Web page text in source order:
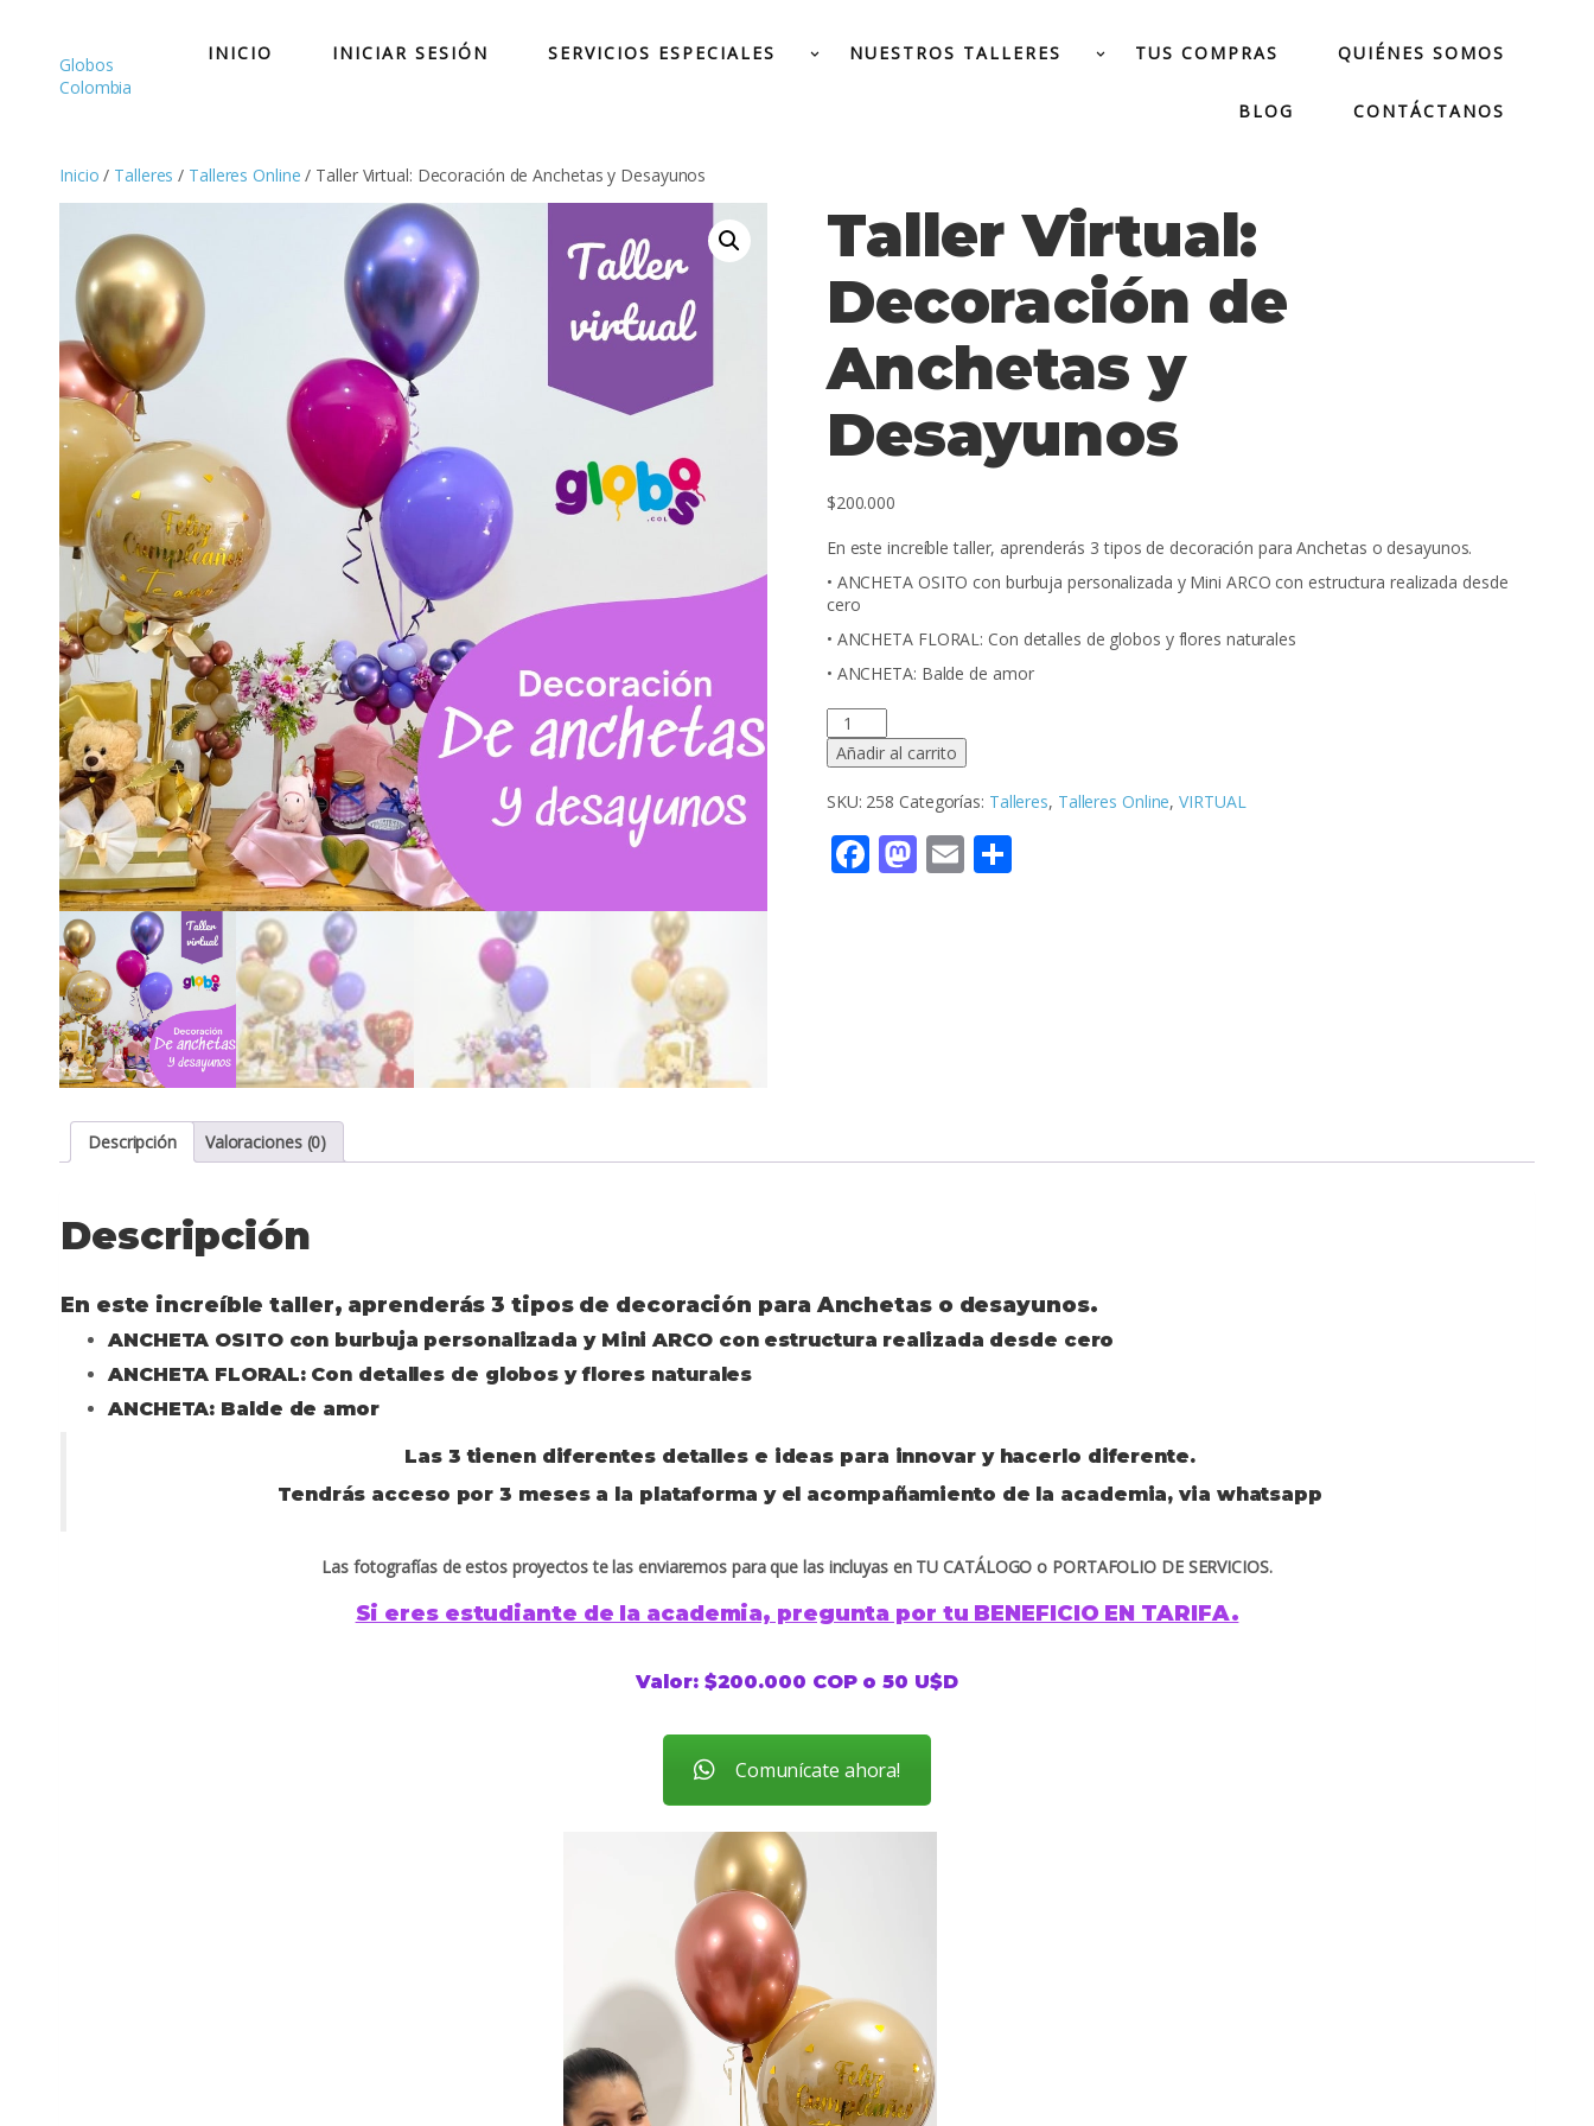
contenidoGlobos
Colombia
INICIO INICIAR SESIÓN SERVICIOS ESPECIALES NUESTROS TALLERES TUS COMPRAS QUIÉNES SOMOS
BLOG CONTÁCTANOS
Inicio / Talleres / Talleres Online / Taller Virtual: Decoración de Anchetas y Desayunos
Taller Virtual:
Decoración de
Anchetas y
Desayunos
$200.000
En este increíble taller, aprenderás 3 tipos de decoración para Anchetas o desayunos.
• ANCHETA OSITO con burbuja personalizada y Mini ARCO con estructura realizada desde
cero
• ANCHETA FLORAL: Con detalles de globos y flores naturales
• ANCHETA: Balde de amor
Taller
Virtual:
Decoración
Anchetas
y
Desayunos
cantidad
Añadir al carrito
SKU: 258 Categorías: Talleres, Talleres Online,VIRTUAL
Facebook
Mastodon
EmailCompartir
Descripción Valoraciones (0)
Descripción
En este increíble taller, aprenderás 3 tipos de decoración para Anchetas o desayunos.
ANCHETA OSITO con burbuja personalizada y Mini ARCO con estructura realizada desde cero
ANCHETA FLORAL: Con detalles de globos y flores naturales
ANCHETA: Balde de amor
Las 3 tienen diferentes detalles e ideas para innovar y hacerlo diferente.
Tendrás acceso por 3 meses a la plataforma y el acompañamiento de la academia, via whatsapp
Las fotografías de estos proyectos te las enviaremos para que las incluyas en TU CATÁLOGO o PORTAFOLIO DE SERVICIOS.
Si eres estudiante de la academia, pregunta por tu BENEFICIO EN TARIFA.
Valor: $200.000 COP o 50 U$D
Comunícate ahora!